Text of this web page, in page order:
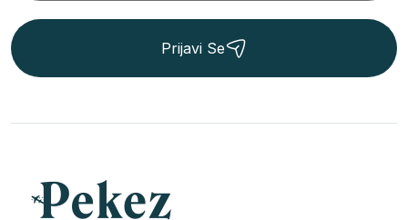
Prijavi Se